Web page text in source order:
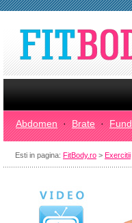
Abdomen · Brate · Fund
Esti in pagina: FitBody.ro > Exercitii